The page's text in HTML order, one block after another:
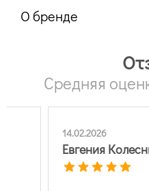
О бренде
Средняя
14.02.2026
Евгения